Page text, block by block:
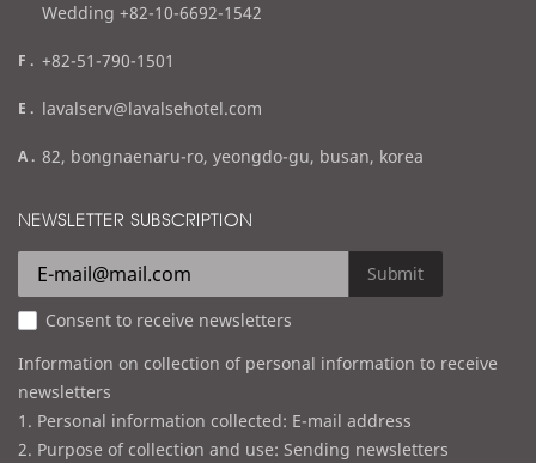
Wedding +82-10-6692-1542
f
x
+82-51-790-1501
e
a
l
lavalserv@lavalsehotel.com
a
d
e
s
s
82, bongnaenaru-ro, yeongdo-gu, busan, korea
NEWSLETTER SUBSCRIPTION
Submit
Consent to receive newsletters
Information on collection of personal information to receive
newsletters
1. Personal information collected: E-mail address
2. Purpose of collection and use: Sending newsletters